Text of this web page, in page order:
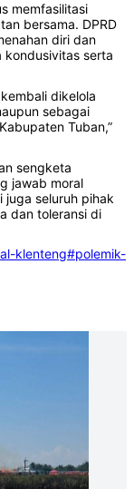
memfasilitasi
bersama. DPRD
diri dan
kondusivitas serta
dikelola
sebagai
Tuban,”
sengketa
jawab moral
seluruh pihak
dan toleransi di
klenteng#polemik-